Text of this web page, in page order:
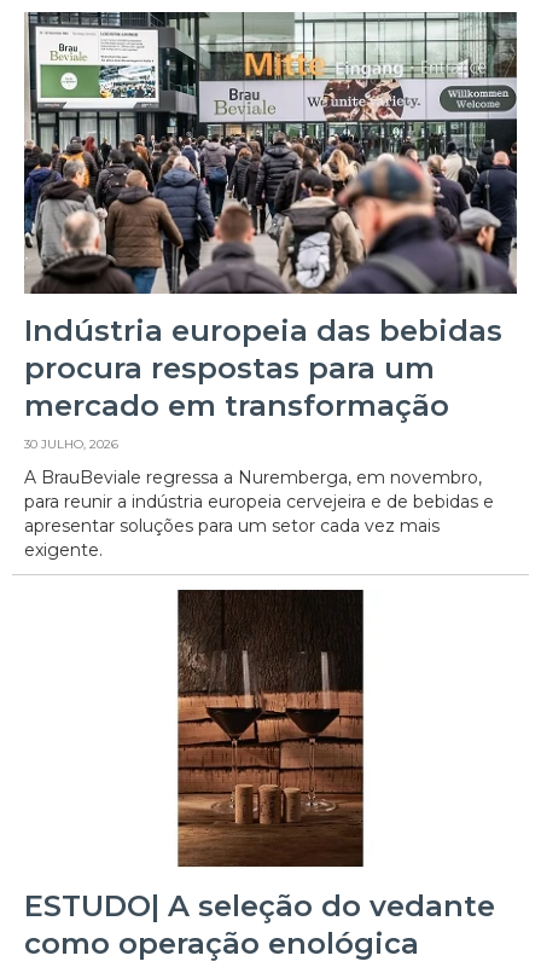
Indústria europeia das bebidas
procura respostas para um
mercado em transformação
30 JULHO, 2026
A BrauBeviale regressa a Nuremberga, em novembro,
para reunir a indústria europeia cervejeira e de bebidas e
apresentar soluções para um setor cada vez mais
exigente.
ESTUDO| A seleção do vedante
como operação enológica